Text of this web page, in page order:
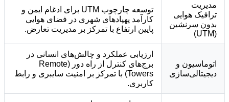
مدیریت
ترافیک هوایی
بدون سرنشین
(UTM)
توسعه چارچوب UTM برای ادغام ایمن و
کارآمد پهپادهای شهری در فضای هوایی
پایین ارتفاع با تمرکز بر مدیریت تعارض.
اتوماسیون و
دیجیتالی‌سازی
ارزیابی عملکرد و چالش‌های انسانی در
برج‌های کنترل از راه دور (Remote
Towers) با تمرکز بر امنیت سایبری و رابط
کاربری.